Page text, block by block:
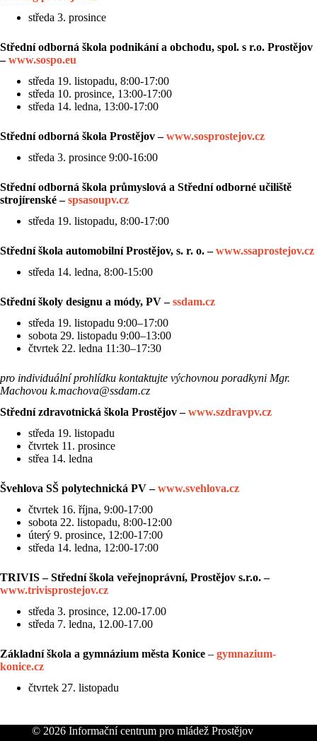
středa 3. prosince
Střední odborná škola podnikání a obchodu, spol. s r.o. Prostějov
–www.sospo.eu
středa 19. listopadu, 8:00-17:00
středa 10. prosince, 13:00-17:00
středa 14. ledna, 13:00-17:00
Střední odborná škola Prostějov –www.sosprostejov.cz
středa 3. prosince 9:00-16:00
Střední odborná škola průmyslová a Střední odborné učiliště
strojírenské –spsasoupv.cz
středa 19. listopadu, 8:00-17:00
Střední škola automobilní Prostějov, s. r. o. –www.ssaprostejov.cz
středa 14. ledna, 8:00-15:00
Střední školy designu a módy, PV –ssdam.cz
středa 19. listopadu 9:00–17:00
sobota 29. listopadu 9:00–13:00
čtvrtek 22. ledna 11:30–17:30
pro individuální prohlídku kontaktujte výchovnou poradkyni Mgr.
Machovou k.machova@ssdam.cz
Střední zdravotnická škola Prostějov –www.szdravpv.cz
středa 19. listopadu
čtvrtek 11. prosince
střea 14. ledna
Švehlova SŠ polytechnická PV –www.svehlova.cz
čtvrtek 16. října, 9:00-17:00
sobota 22. listopadu, 8:00-12:00
úterý 9. prosince, 12:00-17:00
středa 14. ledna, 12:00-17:00
TRIVIS – Střední škola veřejnoprávní, Prostějov s.r.o. –
www.trivisprostejov.cz
středa 3. prosince, 12.00-17.00
středa 7. ledna, 12.00-17.00
Základní škola a gymnázium města Konice – gymnazium-
konice.cz
čtvrtek 27. listopadu
© 2026 Informační centrum pro mládež Prostějov